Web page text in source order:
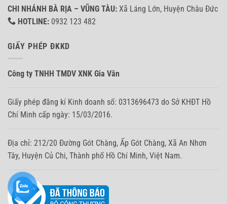
CHI NHÁNH BÀ RỊA – VŨNG TÀU: Xã Láng Lớn, Huyện Châu Đức
HOTLINE: 0932 123 482
GIẤY PHÉP ĐKKD
Công ty TNHH TMDV XNK Gia Văn
Giấy phép đăng kí Kinh doanh số: 0313696473 do Sở KHĐT Hồ
Chí Minh cấp ngày: 15/03/2016.
Địa chỉ: 212/20 Đường Gót Chàng, Ấp Gót Chàng, Xã An Nhơn
Tây, Huyện Củ Chi, Thành phố Hồ Chí Minh, Việt Nam.